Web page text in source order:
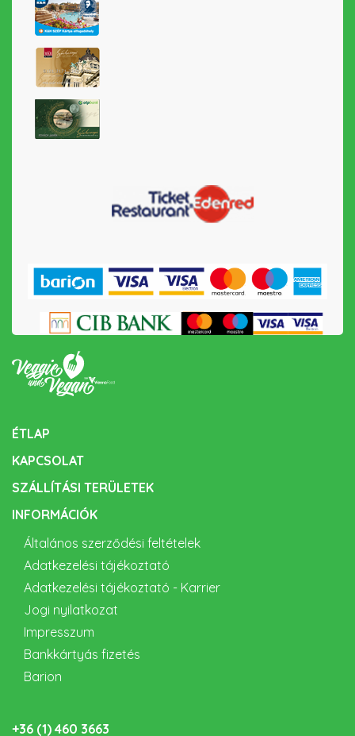
ÉTLAP
KAPCSOLAT
SZÁLLÍTÁSI TERÜLETEK
INFORMÁCIÓK
Általános szerződési feltételek
Adatkezelési tájékoztató
Adatkezelési tájékoztató - Karrier
Jogi nyilatkozat
Impresszum
Bankkártyás fizetés
Barion
+36 (1) 460 3663